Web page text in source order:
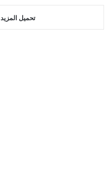
تحميل المزيد